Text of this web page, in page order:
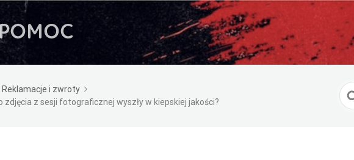
Reklamacje i zwroty
zdjęcia z sesji fotograficznej wyszły w kiepskiej jakości?
For